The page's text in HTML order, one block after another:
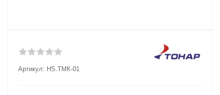
Артикул: HS.TMК-01